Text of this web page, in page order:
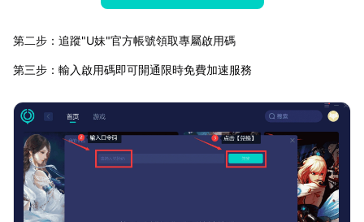
第二步：追蹤"U妹"官方帳號領取專屬啟用碼
第三步：輸入啟用碼即可開通限時免費加速服務